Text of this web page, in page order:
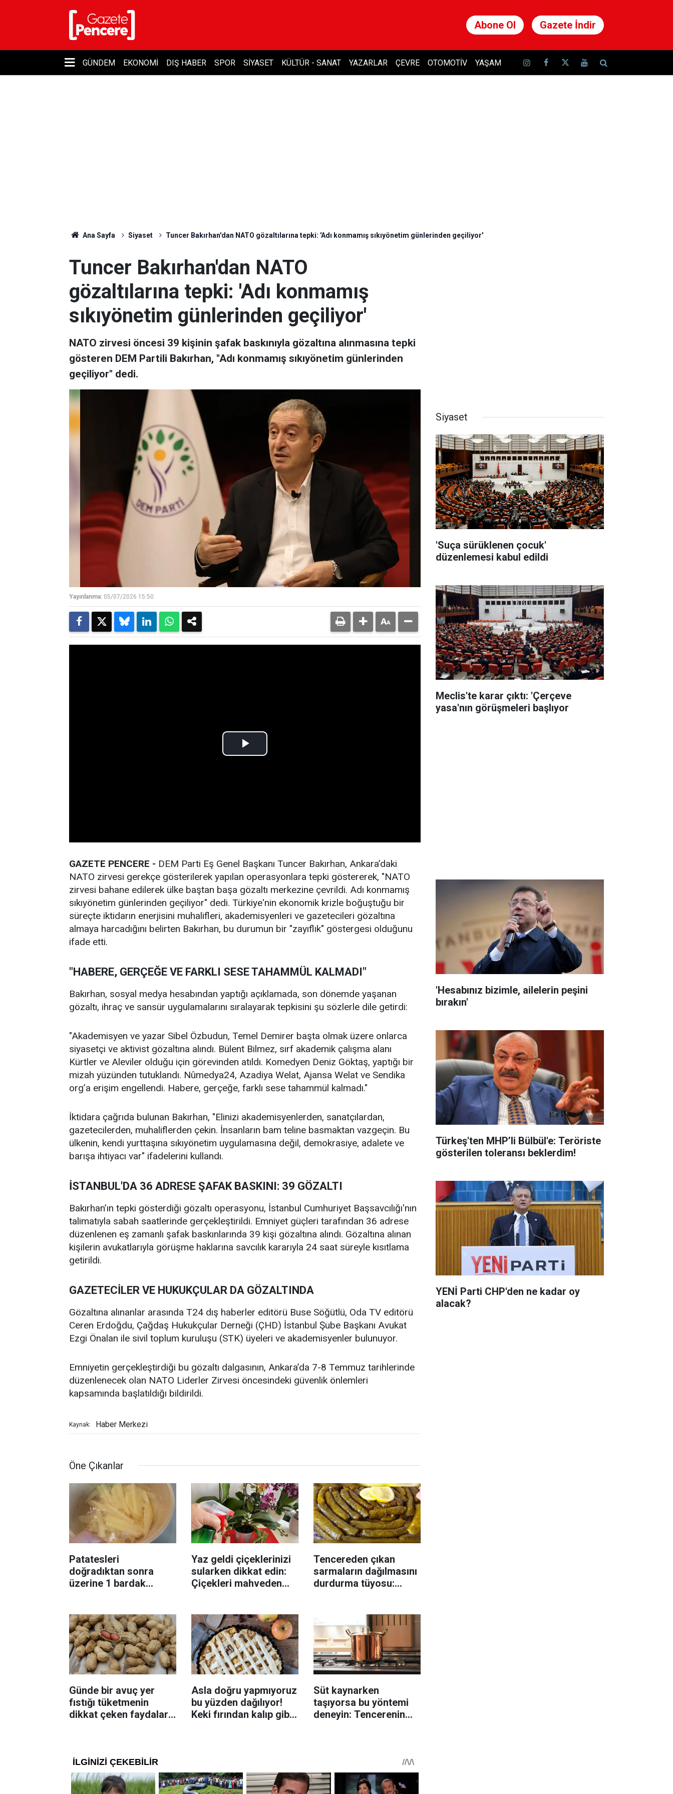
Abone Ol Gazete İndir
GÜNDEM EKONOMI DIŞ HABER SPOR SIYASET KÜLTÜR - SANAT YAZARLAR ÇEVRE OTOMOTIV YAŞAM
Ana Sayfa Siyaset Tuncer Bakırhan'dan NATO gözaltılarına tepki: 'Adı konmamış sıkıyönetim günlerinden geçiliyor'
Tuncer Bakırhan'dan NATO
gözaltılarına tepki: 'Adı konmamış
sıkıyönetim günlerinden geçiliyor'
NATO zirvesi öncesi 39 kişinin şafak baskınıyla gözaltına alınmasına tepki
gösteren DEM Partili Bakırhan, "Adı konmamış sıkıyönetim günlerinden
geçiliyor" dedi.
Yayınlanma: 05/07/2026 15:50
GAZETE PENCERE - DEM Parti Eş Genel Başkanı Tuncer Bakırhan, Ankara’daki
NATO zirvesi gerekçe gösterilerek yapılan operasyonlara tepki göstererek, "NATO
zirvesi bahane edilerek ülke baştan başa gözaltı merkezine çevrildi. Adı konmamış
sıkıyönetim günlerinden geçiliyor" dedi. Türkiye'nin ekonomik krizle boğuştuğu bir
süreçte iktidarın enerjisini muhalifleri, akademisyenleri ve gazetecileri gözaltına
almaya harcadığını belirten Bakırhan, bu durumun bir "zayıflık" göstergesi olduğunu
ifade etti.
"HABERE, GERÇEĞE VE FARKLI SESE TAHAMMÜL KALMADI"
Bakırhan, sosyal medya hesabından yaptığı açıklamada, son dönemde yaşanan
gözaltı, ihraç ve sansür uygulamalarını sıralayarak tepkisini şu sözlerle dile getirdi:
"Akademisyen ve yazar Sibel Özbudun, Temel Demirer başta olmak üzere onlarca
siyasetçi ve aktivist gözaltına alındı. Bülent Bilmez, sırf akademik çalışma alanı
Kürtler ve Aleviler olduğu için görevinden atıldı. Komedyen Deniz Göktaş, yaptığı bir
mizah yüzünden tutuklandı. Nûmedya24, Azadiya Welat, Ajansa Welat ve Sendika
org’a erişim engellendi. Habere, gerçeğe, farklı sese tahammül kalmadı."
İktidara çağrıda bulunan Bakırhan, "Elinizi akademisyenlerden, sanatçılardan,
gazetecilerden, muhaliflerden çekin. İnsanların bam teline basmaktan vazgeçin. Bu
ülkenin, kendi yurttaşına sıkıyönetim uygulamasına değil, demokrasiye, adalete ve
barışa ihtiyacı var" ifadelerini kullandı.
İSTANBUL'DA 36 ADRESE ŞAFAK BASKINI: 39 GÖZALTI
Bakırhan’ın tepki gösterdiği gözaltı operasyonu, İstanbul Cumhuriyet Başsavcılığı'nın
talimatıyla sabah saatlerinde gerçekleştirildi. Emniyet güçleri tarafından 36 adrese
düzenlenen eş zamanlı şafak baskınlarında 39 kişi gözaltına alındı. Gözaltına alınan
kişilerin avukatlarıyla görüşme haklarına savcılık kararıyla 24 saat süreyle kısıtlama
getirildi.
GAZETECİLER VE HUKUKÇULAR DA GÖZALTINDA
Gözaltına alınanlar arasında T24 dış haberler editörü Buse Söğütlü, Oda TV editörü
Ceren Erdoğdu, Çağdaş Hukukçular Derneği (ÇHD) İstanbul Şube Başkanı Avukat
Ezgi Önalan ile sivil toplum kuruluşu (STK) üyeleri ve akademisyenler bulunuyor.
Emniyetin gerçekleştirdiği bu gözaltı dalgasının, Ankara’da 7-8 Temmuz tarihlerinde
düzenlenecek olan NATO Liderler Zirvesi öncesindeki güvenlik önlemleri
kapsamında başlatıldığı bildirildi.
Kaynak: Haber Merkezi
Öne Çıkanlar
Patatesleri
doğradıktan sonra
üzerine 1 bardak
Yaz geldi çiçeklerinizi
sularken dikkat edin:
Çiçekleri mahveden
Tencereden çıkan
sarmaların dağılmasını
durdurma tüyosu:
Günde bir avuç yer
fıstığı tüketmenin
dikkat çeken faydaları:
Asla doğru yapmıyoruz
bu yüzden dağılıyor!
Keki fırından kalıp gibi
Süt kaynarken
taşıyorsa bu yöntemi
deneyin: Tencerenin
Siyaset
'Suça sürüklenen çocuk'
düzenlemesi kabul edildi
Meclis'te karar çıktı: 'Çerçeve
yasa'nın görüşmeleri başlıyor
'Hesabınız bizimle, ailelerin peşini
bırakın'
Türkeş'ten MHP’li Bülbül'e: Teröriste
gösterilen toleransı beklerdim!
YENİ Parti CHP'den ne kadar oy
alacak?